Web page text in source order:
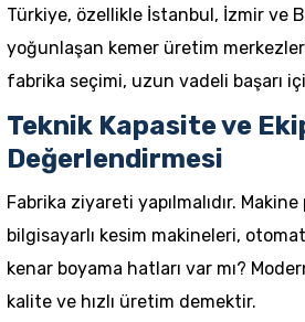
Türkiye, özellikle İstanbul, İzmir ve
yoğunlaşan kemer üretim
fabrika seçimi, uzun vadeli başarı
Teknik Kapasite ve
Değerlendirmesi
Fabrika ziyareti yapılmalıdır. Makine
bilgisayarlı kesim makineleri,
kenar boyama hatları var mı?
kalite ve hızlı üretim demektir.